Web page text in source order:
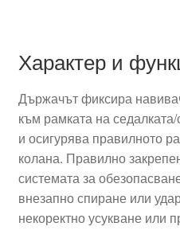
Характер и
Държачът фиксира
към рамката на
и осигурява правилното
колана. Правилно
системата за
внезапно спиране или
некоректно усукване или